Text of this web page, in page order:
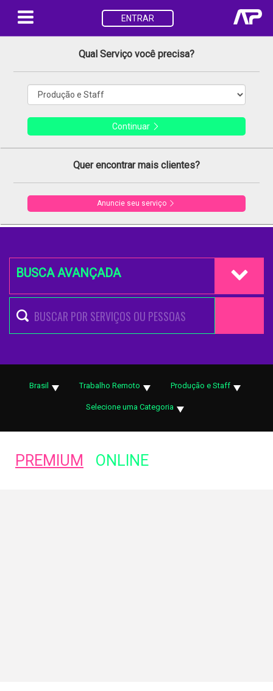
ENTRAR
Qual Serviço você precisa?
Continuar
Quer encontrar mais clientes?
Anuncie seu serviço
BUSCA AVANÇADA
Brasil Trabalho Remoto Produção e Staff
Selecione uma Categoria
PREMIUM ONLINE